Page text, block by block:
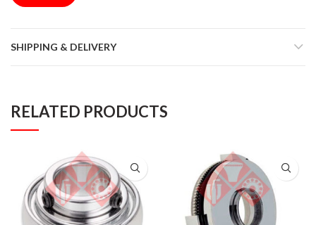
SHIPPING & DELIVERY
RELATED PRODUCTS